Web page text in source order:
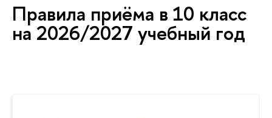
Правила приёма в 10 класс
на 2026/2027 учебный год